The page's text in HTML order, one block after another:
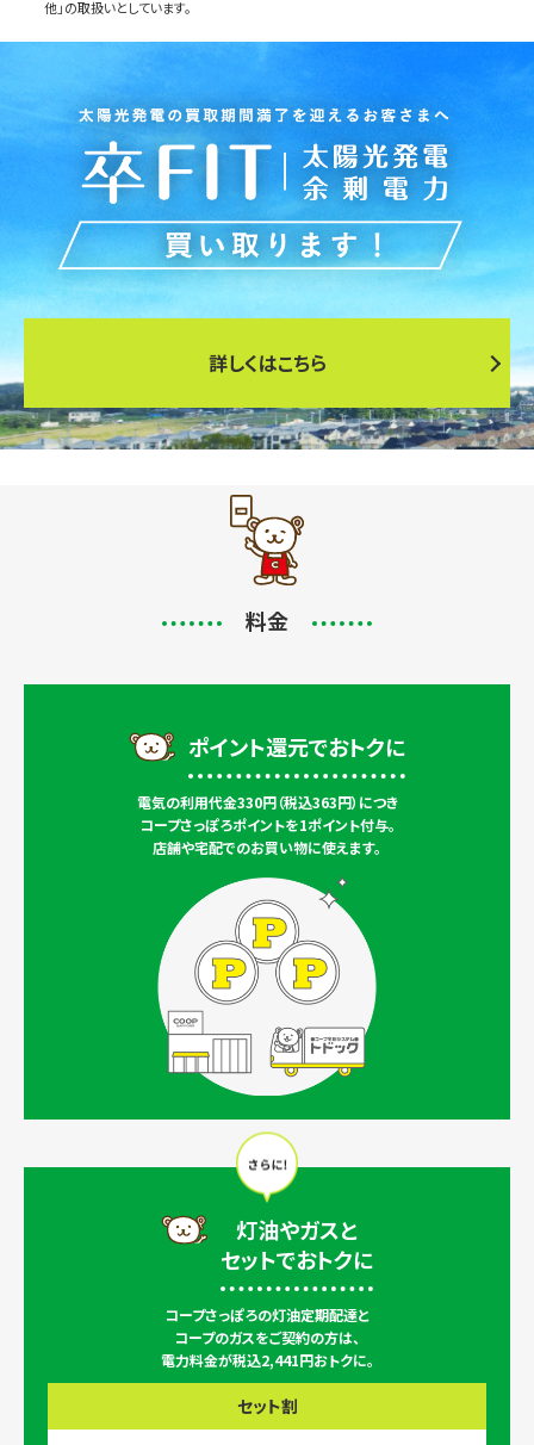
他」の取扱いとしています。
詳しくはこちら
料金
ポイント還元でおトクに
電気の利用代金330円（税込363円）につき
コープさっぽろポイントを1ポイント付与。
店舗や宅配でのお買い物に使えます。
灯油やガスと
セットでおトクに
コープさっぽろの灯油定期配達と
コープのガスをご契約の方は、
電力料金が税込2,441円おトクに。
セット割